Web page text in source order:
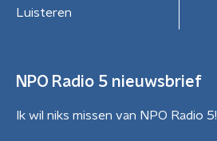
Luisteren
NPO Radio 5 nieuwsbrief
Ik wil niks missen van NPO Radio 5!